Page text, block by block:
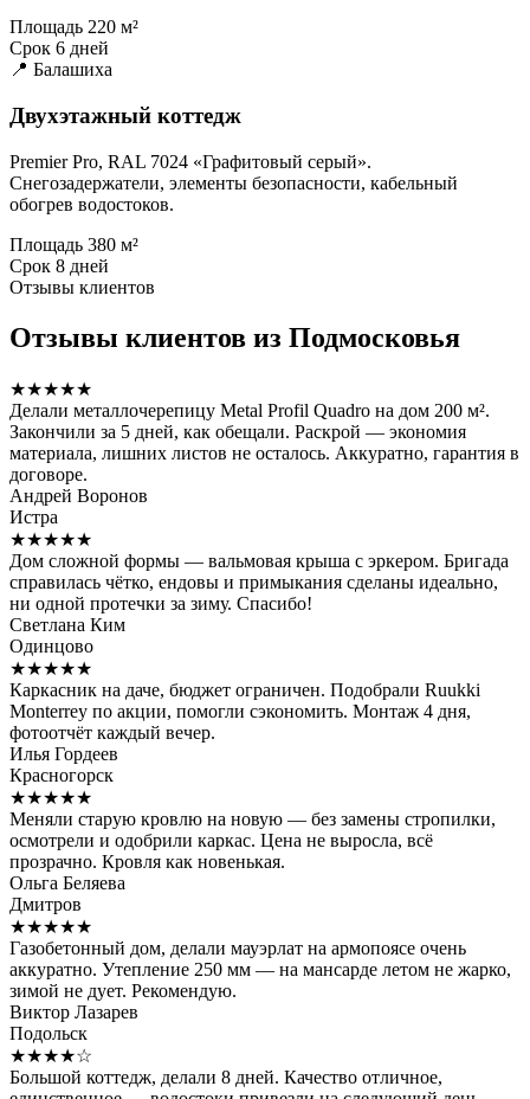
Площадь 220 м²
Срок 6 дней
📍 Балашиха
Двухэтажный коттедж
Premier Pro, RAL 7024 «Графитовый серый».
Снегозадержатели, элементы безопасности, кабельный
обогрев водостоков.
Площадь 380 м²
Срок 8 дней
Отзывы клиентов
Отзывы клиентов из Подмосковья
★★★★★
Делали металлочерепицу Metal Profil Quadro на дом 200 м².
Закончили за 5 дней, как обещали. Раскрой — экономия
материала, лишних листов не осталось. Аккуратно, гарантия в
договоре.
Андрей Воронов
Истра
★★★★★
Дом сложной формы — вальмовая крыша с эркером. Бригада
справилась чётко, ендовы и примыкания сделаны идеально,
ни одной протечки за зиму. Спасибо!
Светлана Ким
Одинцово
★★★★★
Каркасник на даче, бюджет ограничен. Подобрали Ruukki
Monterrey по акции, помогли сэкономить. Монтаж 4 дня,
фотоотчёт каждый вечер.
Илья Гордеев
Красногорск
★★★★★
Меняли старую кровлю на новую — без замены стропилки,
осмотрели и одобрили каркас. Цена не выросла, всё
прозрачно. Кровля как новенькая.
Ольга Беляева
Дмитров
★★★★★
Газобетонный дом, делали мауэрлат на армопоясе очень
аккуратно. Утепление 250 мм — на мансарде летом не жарко,
зимой не дует. Рекомендую.
Виктор Лазарев
Подольск
★★★★☆
Большой коттедж, делали 8 дней. Качество отличное,